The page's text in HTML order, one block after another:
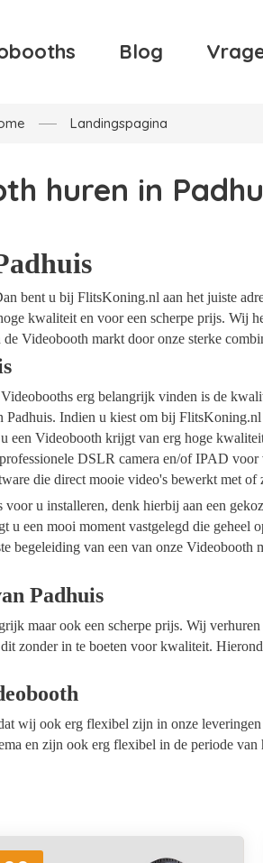
Blog
Landingspagina
huren in
bent u bij FlitsKoning.nl aan het juiste
kwaliteit en voor een scherpe prijs. Wij
Videobooth markt door onze sterke
erg belangrijk vinden is de
Padhuis. Indien u kiest om bij
een Videobooth krijgt van erg hoge
DSLR camera en/of IPAD
die direct mooie video's bewerkt met of
u installeren, denk hierbij aan een
u een mooi moment vastgelegd die geheel
begeleiding van een van onze Videobooth
Padhuis
maar ook een scherpe prijs. Wij
zonder in te boeten voor kwaliteit.
wij ook erg flexibel zijn in onze
en zijn ook erg flexibel in de periode van